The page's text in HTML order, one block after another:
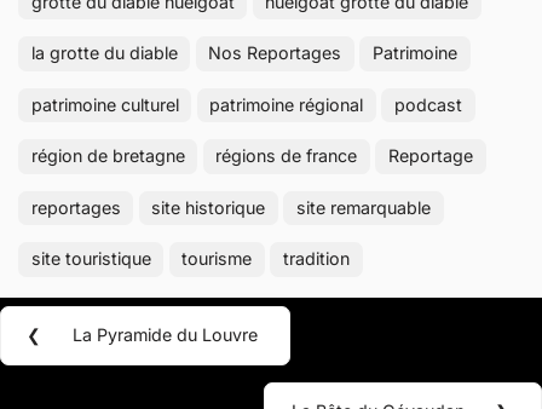
la grotte du diable Nos Reportages Patrimoine
patrimoine culturel patrimoine régional podcast
région de bretagne régions de france Reportage
reportages site historique site remarquable
site touristique tourisme tradition
Navigation
de
❮
Previous
La Pyramide du Louvre